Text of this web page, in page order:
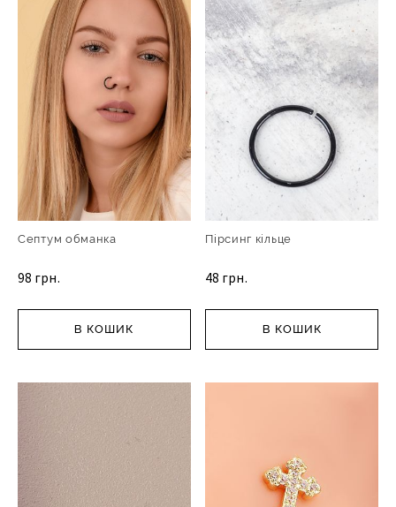
Септум обманка
98 грн.
В КОШИК
Пірсинг кільце
48 грн.
В КОШИК